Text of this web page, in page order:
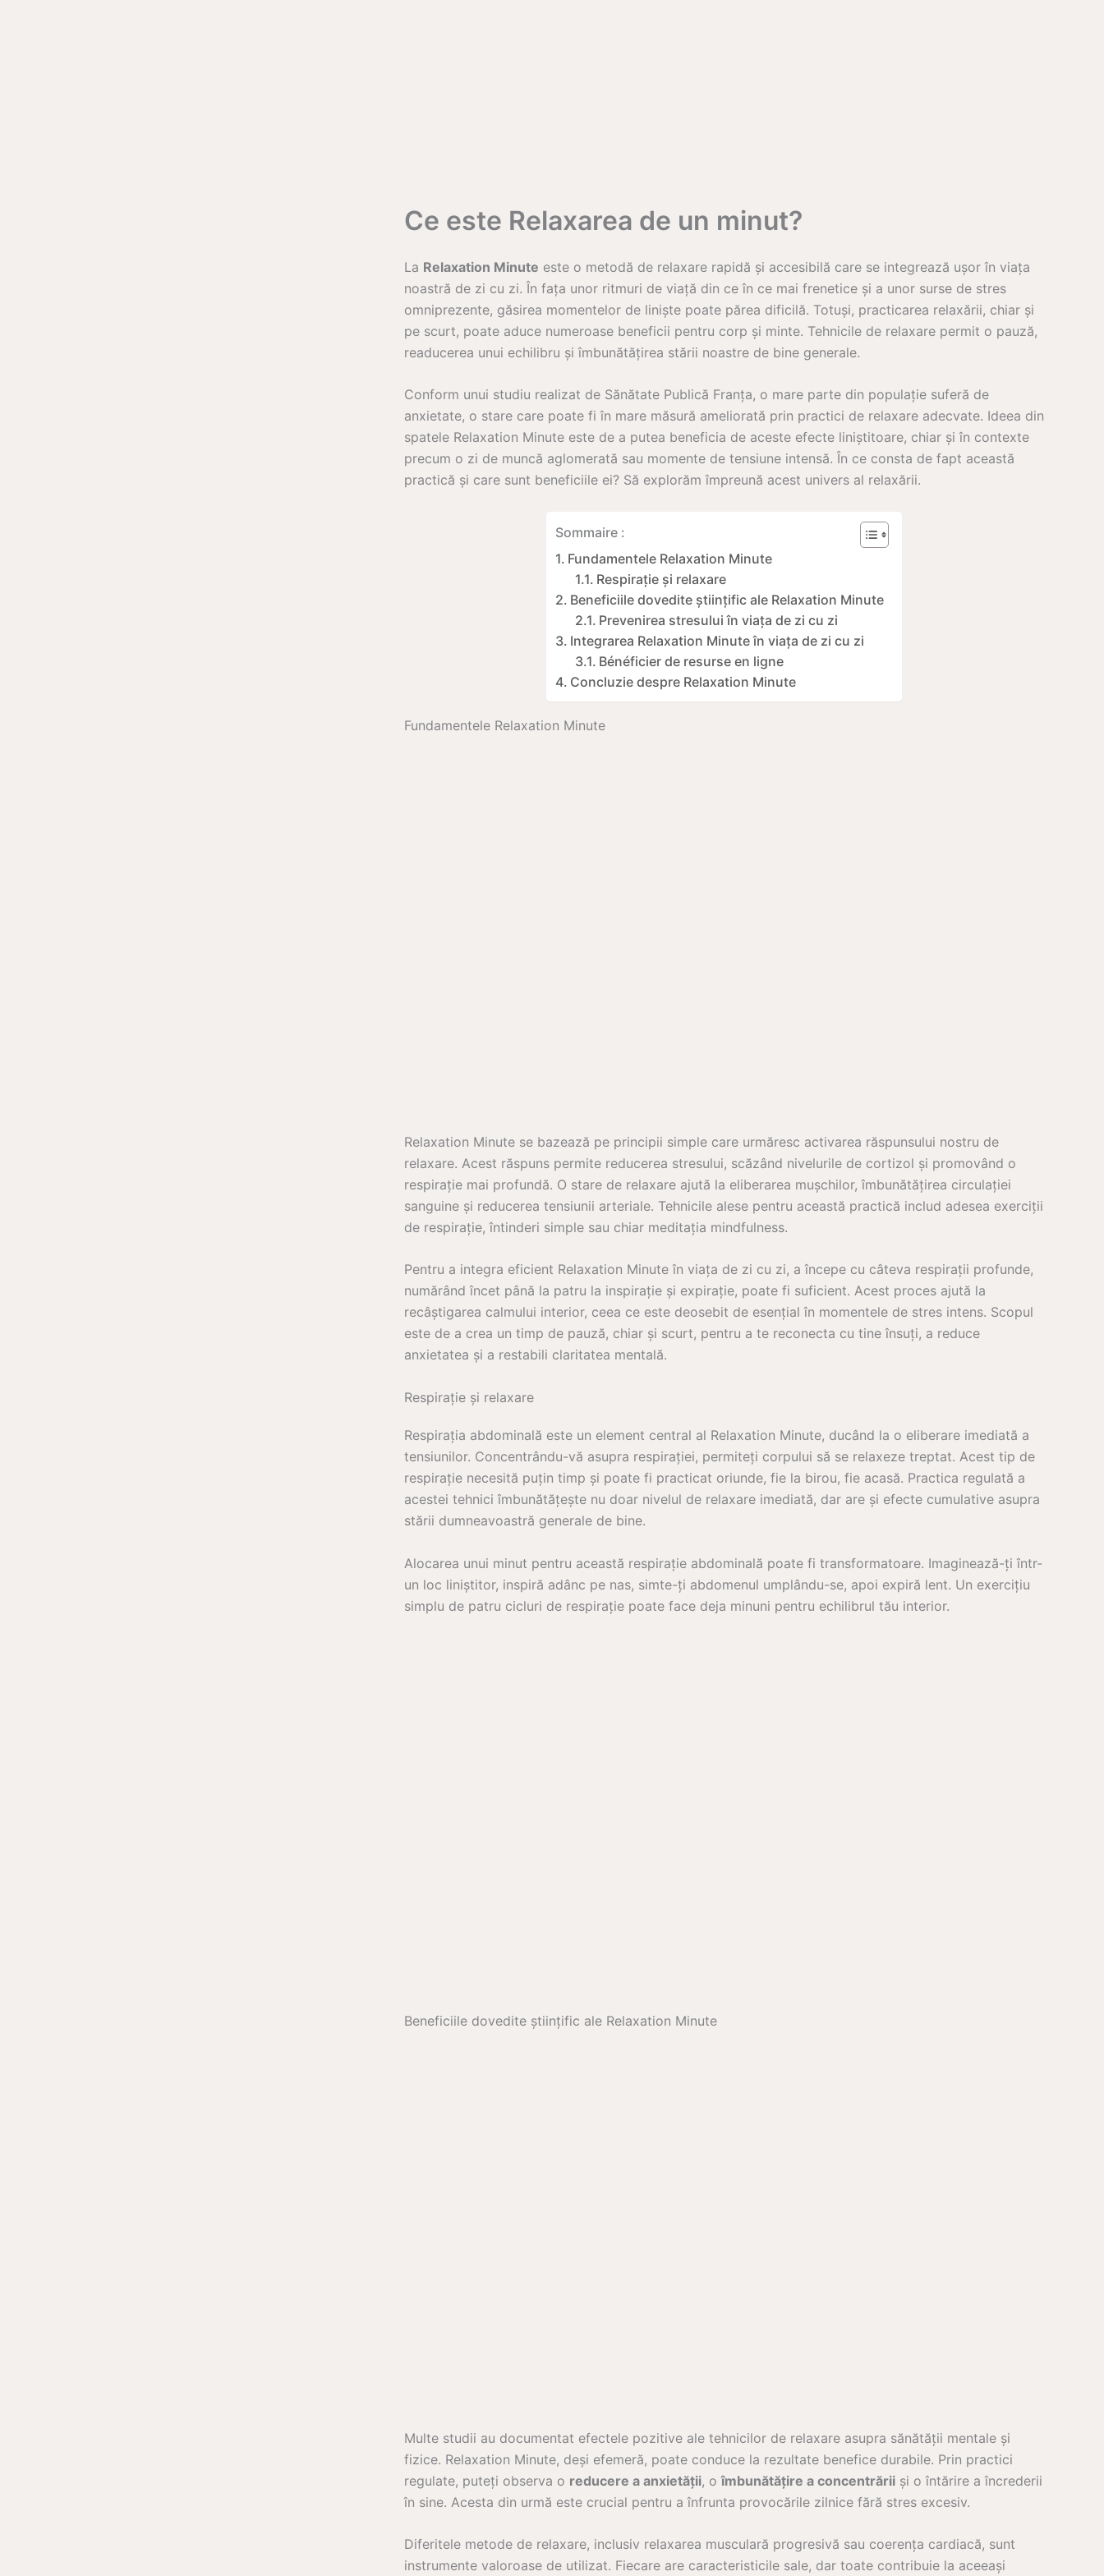
Ce este Relaxarea de un minut?
La Relaxation Minute este o metodă de relaxare rapidă și accesibilă care se integrează ușor în viața
noastră de zi cu zi. În fața unor ritmuri de viață din ce în ce mai frenetice și a unor surse de stres
omniprezente, găsirea momentelor de liniște poate părea dificilă. Totuși, practicarea relaxării, chiar și
pe scurt, poate aduce numeroase beneficii pentru corp și minte. Tehnicile de relaxare permit o pauză,
readucerea unui echilibru și îmbunătățirea stării noastre de bine generale.
Conform unui studiu realizat de Sănătate Publică Franța, o mare parte din populație suferă de
anxietate, o stare care poate fi în mare măsură ameliorată prin practici de relaxare adecvate. Ideea din
spatele Relaxation Minute este de a putea beneficia de aceste efecte liniștitoare, chiar și în contexte
precum o zi de muncă aglomerată sau momente de tensiune intensă. În ce consta de fapt această
practică și care sunt beneficiile ei? Să explorăm împreună acest univers al relaxării.
Sommaire :
Fundamentele Relaxation Minute
Respirație și relaxare
Beneficiile dovedite științific ale Relaxation Minute
Prevenirea stresului în viața de zi cu zi
Integrarea Relaxation Minute în viața de zi cu zi
Bénéficier de resurse en ligne
Concluzie despre Relaxation Minute
Fundamentele Relaxation Minute
Relaxation Minute se bazează pe principii simple care urmăresc activarea răspunsului nostru de
relaxare. Acest răspuns permite reducerea stresului, scăzând nivelurile de cortizol și promovând o
respirație mai profundă. O stare de relaxare ajută la eliberarea mușchilor, îmbunătățirea circulației
sanguine și reducerea tensiunii arteriale. Tehnicile alese pentru această practică includ adesea exerciții
de respirație, întinderi simple sau chiar meditația mindfulness.
Pentru a integra eficient Relaxation Minute în viața de zi cu zi, a începe cu câteva respirații profunde,
numărând încet până la patru la inspirație și expirație, poate fi suficient. Acest proces ajută la
recâștigarea calmului interior, ceea ce este deosebit de esențial în momentele de stres intens. Scopul
este de a crea un timp de pauză, chiar și scurt, pentru a te reconecta cu tine însuți, a reduce
anxietatea și a restabili claritatea mentală.
Respirație și relaxare
Respirația abdominală este un element central al Relaxation Minute, ducând la o eliberare imediată a
tensiunilor. Concentrându-vă asupra respirației, permiteți corpului să se relaxeze treptat. Acest tip de
respirație necesită puțin timp și poate fi practicat oriunde, fie la birou, fie acasă. Practica regulată a
acestei tehnici îmbunătățește nu doar nivelul de relaxare imediată, dar are și efecte cumulative asupra
stării dumneavoastră generale de bine.
Alocarea unui minut pentru această respirație abdominală poate fi transformatoare. Imaginează-ți într-
un loc liniștitor, inspiră adânc pe nas, simte-ți abdomenul umplându-se, apoi expiră lent. Un exercițiu
simplu de patru cicluri de respirație poate face deja minuni pentru echilibrul tău interior.
Beneficiile dovedite științific ale Relaxation Minute
Multe studii au documentat efectele pozitive ale tehnicilor de relaxare asupra sănătății mentale și
fizice. Relaxation Minute, deși efemeră, poate conduce la rezultate benefice durabile. Prin practici
regulate, puteți observa o reducere a anxietății, oîmbunătățire a concentrării și o întărire a încrederii
în sine. Acesta din urmă este crucial pentru a înfrunta provocările zilnice fără stres excesiv.
Diferitele metode de relaxare, inclusiv relaxarea musculară progresivă sau coerența cardiacă, sunt
instrumente valoroase de utilizat. Fiecare are caracteristicile sale, dar toate contribuie la aceeași